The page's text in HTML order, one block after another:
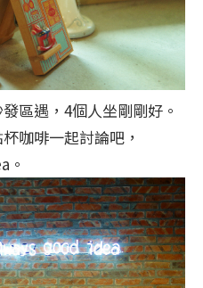
區遇，4個人坐剛剛好。
咖啡一起討論吧，
。